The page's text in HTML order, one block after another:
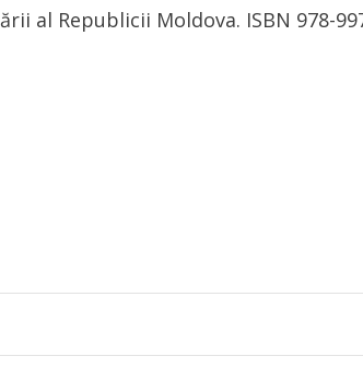
al Republicii Moldova. ISBN 978-